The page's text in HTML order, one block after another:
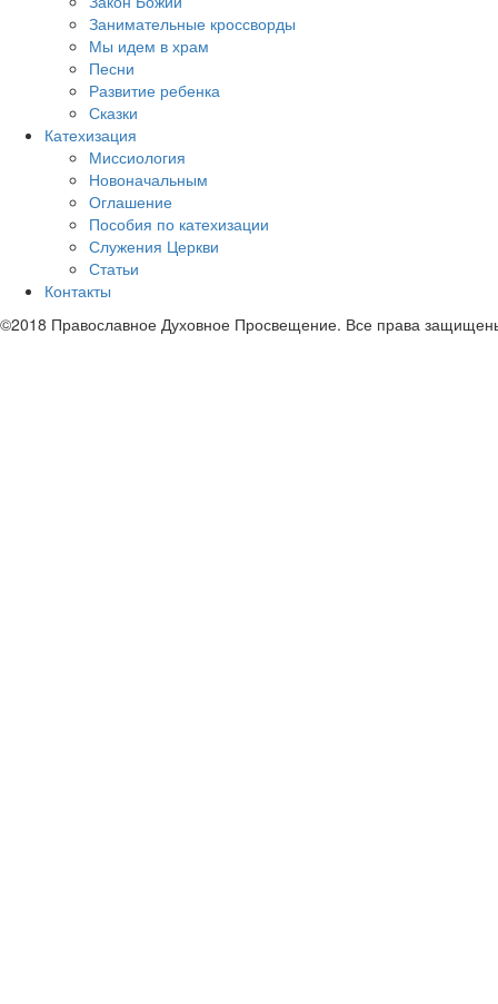
Занимательные кроссворды
Мы идем в храм
Песни
Развитие ребенка
Сказки
Катехизация
Миссиология
Новоначальным
Оглашение
Пособия по катехизации
Служения Церкви
Статьи
Контакты
©2018 Православное Духовное Просвещение. Все права